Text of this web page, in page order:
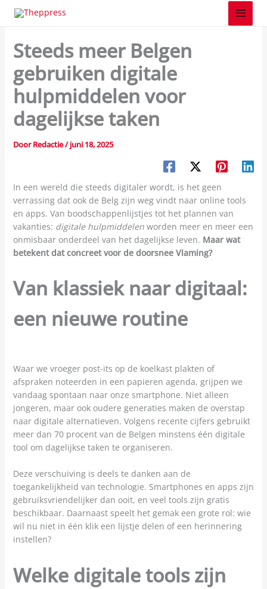
Spring
naar
inhoudSteeds meer Belgen
gebruiken digitale
hulpmiddelen voor
dagelijkse taken
DoorRedactie/juni 18, 2025
In een wereld die steeds digitaler wordt, is het geen
verrassing dat ook de Belg zijn weg vindt naar online tools
en apps. Van boodschappenlijstjes tot het plannen van
vakanties: digitale hulpmiddelenworden meer en meer een
onmisbaar onderdeel van het dagelijkse leven. Maar wat
betekent dat concreet voor de doorsnee Vlaming?
Van klassiek naar digitaal:
een nieuwe routine
Waar we vroeger post-its op de koelkast plakten of
afspraken noteerden in een papieren agenda, grijpen we
vandaag spontaan naar onze smartphone. Niet alleen
jongeren, maar ook oudere generaties maken de overstap
naar digitale alternatieven. Volgens recente cijfers gebruikt
meer dan 70 procent van de Belgen minstens één digitale
tool om dagelijkse taken te organiseren.
Deze verschuiving is deels te danken aan de
toegankelijkheid van technologie. Smartphones en apps zijn
gebruiksvriendelijker dan ooit, en veel tools zijn gratis
beschikbaar. Daarnaast speelt het gemak een grote rol: wie
wil nu niet in één klik een lijstje delen of een herinnering
instellen?
Welke digitale tools zijn
o
k
e